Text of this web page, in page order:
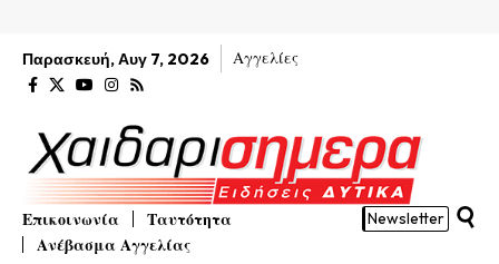
Παρασκευή, Αυγ 7, 2026 Αγγελίες
Επικοινωνία
Ταυτότητα
Ανέβασμα Αγγελίας
Newsletter